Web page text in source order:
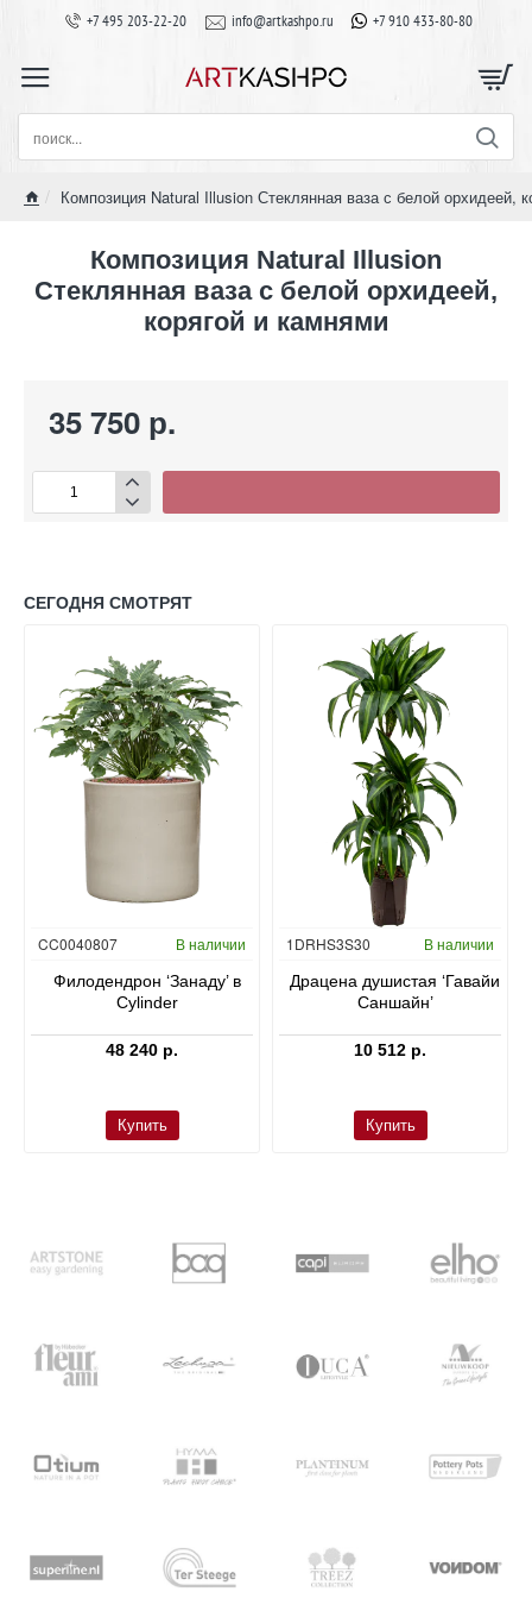
+7 495 203-22-20 info@artkashpo.ru +7 910 433-80-80
поиск...
Композиция Natural Illusion Стеклянная ваза с белой орхидеей,
Композиция Natural Illusion
Стеклянная ваза с белой орхидеей,
корягой и камнями
35 750 р.
СЕГОДНЯ СМОТРЯТ
CC0040807 В наличии
Филодендрон ‘Занаду’ в
Cylinder
48 240 р.
Купить
Гидропоника
1DRHS3S30 В наличии
Драцена душистая ‘Гавайи
Саншайн’
10 512 р.
Купить